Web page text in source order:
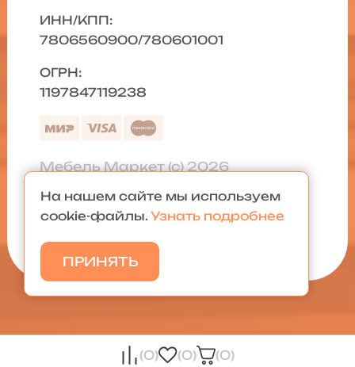
(0) (0) (0)
ИНН/КПП:
7806560900/780601001
ОГРН:
1197847119238
Мебель Маркет (с) 2026
Политика конфиденциальности
Карта сайта
На нашем сайте мы используем
cookie-файлы. Узнать подробнее
ПРИНЯТЬ